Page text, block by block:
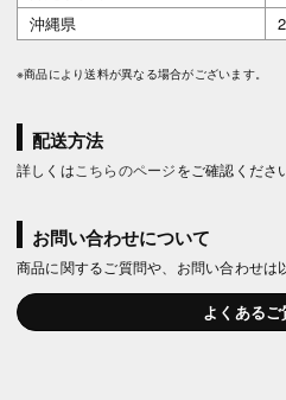
沖縄県
※商品により送料が異なる場合がございます。
配送方法
詳しくは こちらのページをご確認くださ
お問い合わせについて
商品に関するご質問や、お問い合わせは
よくある